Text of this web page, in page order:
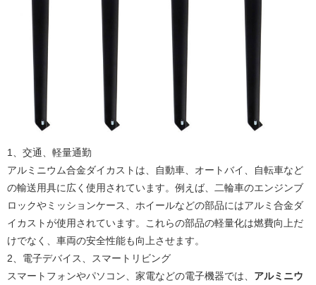
1、交通、軽量通勤
アルミニウム合金ダイカストは、自動車、オートバイ、自転車など
の輸送用具に広く使用されています。例えば、二輪車のエンジンブ
ロックやミッションケース、ホイールなどの部品にはアルミ合金ダ
イカストが使用されています。これらの部品の軽量化は燃費向上だ
けでなく、車両の安全性能も向上させます。
2、電子デバイス、スマートリビング
スマートフォンやパソコン、家電などの電子機器では、 アルミニウ